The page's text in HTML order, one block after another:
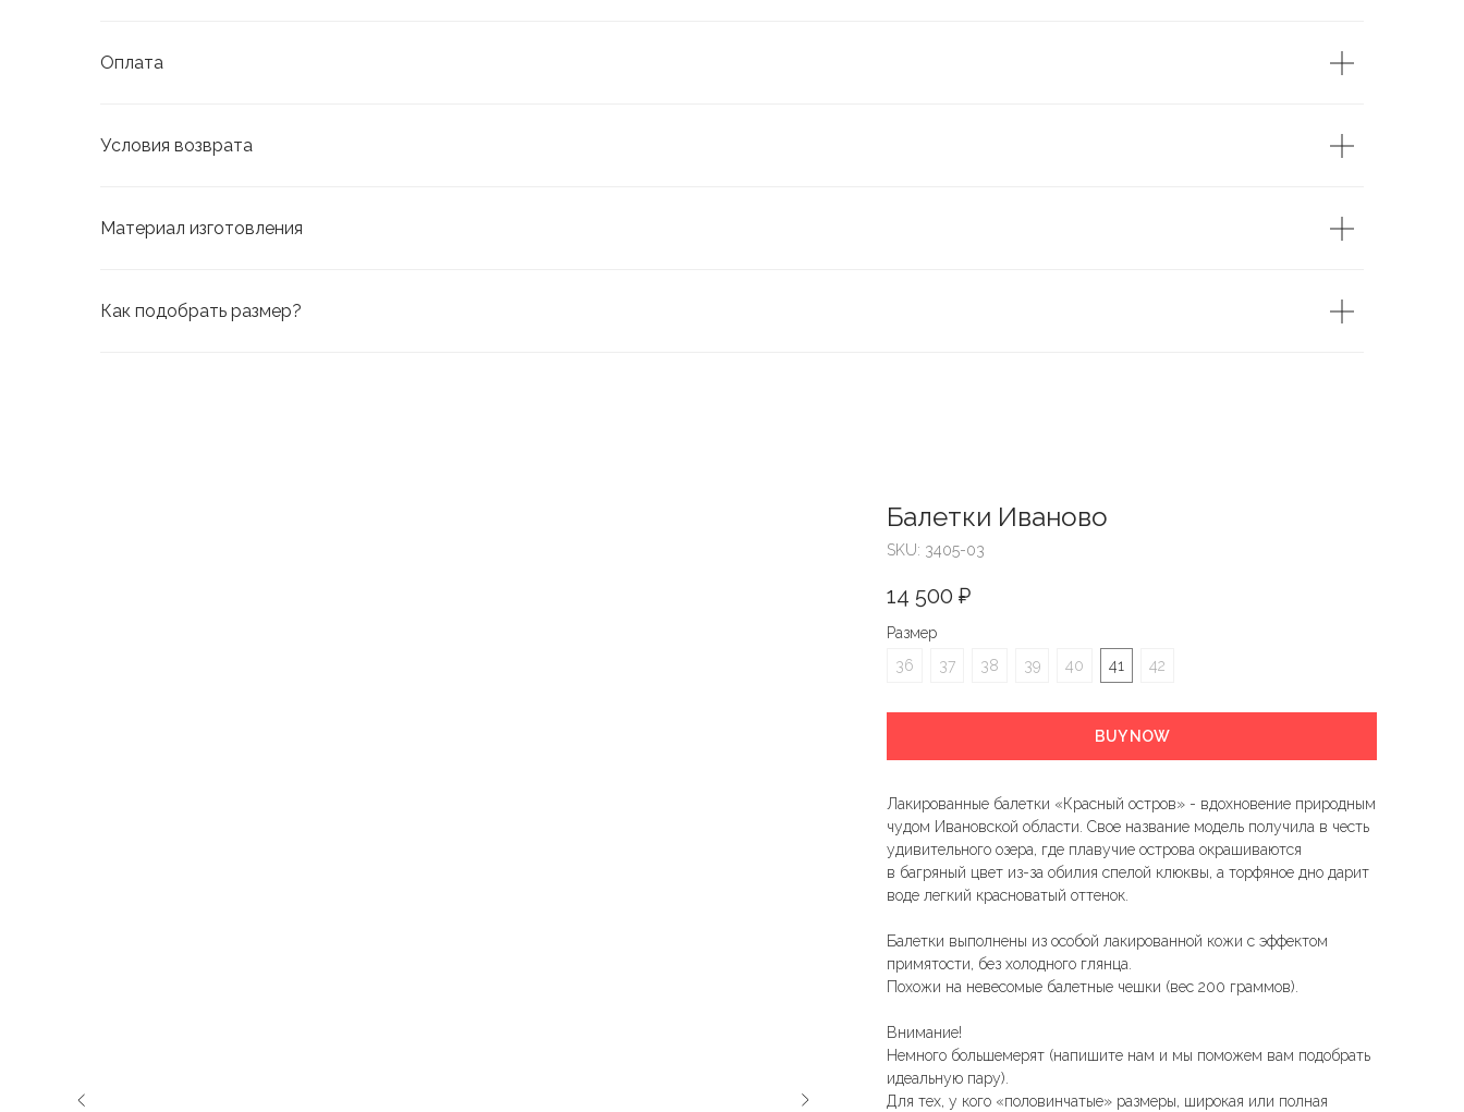
Оплата
Условия возврата
Материал изготовления
Как подобрать размер?
Балетки Иваново
SKU: 3405-03
14 500 ₽
Размер
36
37 38 39 40 41 42
BUY NOW
Лакированные балетки «Красный остров» - вдохновение природным
чудом Ивановской области. Свое название модель получила в честь
удивительного озера, где плавучие острова окрашиваются
в багряный цвет из-за обилия спелой клюквы, а торфяное дно дарит
воде легкий красноватый оттенок.
Балетки выполнены из особой лакированной кожи с эффектом
примятости, без холодного глянца.
Похожи на невесомые балетные чешки (вес 200 граммов).
Внимание!
Немного большемерят (напишите нам и мы поможем вам подобрать
идеальную пару).
Для тех, у кого «половинчатые» размеры, широкая или полная